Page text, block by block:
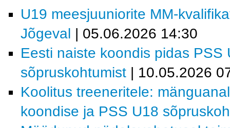
U19 meesjuuniorite MM-
Jõgeval | 05.06.2026 14:30
Eesti naiste koondis pidas
sõpruskohtumist | 10.05.2026
Koolitus treeneritele:
koondise ja PSS U18